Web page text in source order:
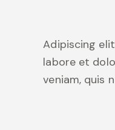
Adipiscing
labore et
veniam, quis